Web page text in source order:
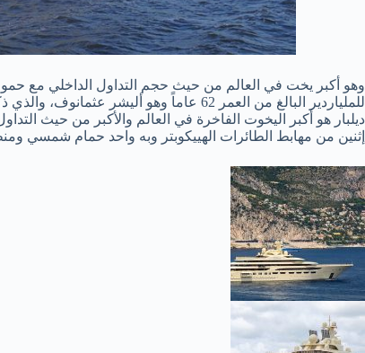
ديلبار هو أكبر اليخوت الفاخرة في العالم والأكبر من حيث
إثنين من مهابط الطائرات الهييكوبتر وبه واحد حمام